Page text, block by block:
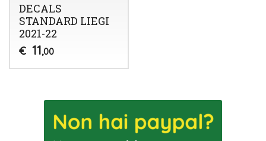
DECALS
STANDARD LIEGI
2021-22
€ 11,00